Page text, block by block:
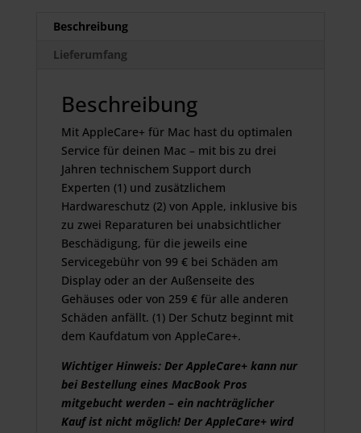
Beschreibung
Lieferumfang
Beschreibung
Mit AppleCare+ für Mac hast du optimalen
Service für deinen Mac – mit bis zu drei
Jahren technischem Support durch
Experten (1) und zusätzlichem
Hardwareschutz (2) von Apple, inklusive bis
zu zwei Reparaturen bei unabsichtlicher
Beschädigung, für die jeweils eine
Servicegebühr von 99 € bei Schäden am
Display oder an der Außenseite des
Gehäuses oder von 259 € für alle anderen
Schäden anfällt. (1) Der Schutz beginnt mit
dem Kaufdatum von AppleCare+.
Wichtiger Hinweis: Der AppleCare+ kann nur
bei Bestellung eines MacBook Pros
mitgebucht werden – ein nachträglicher
Kauf ist nicht möglich! Der AppleCare+ wird